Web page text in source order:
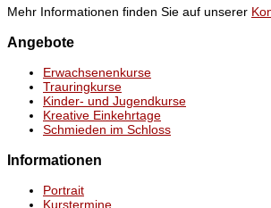
Mehr Informationen finden Sie auf unserer
Angebote
Erwachsenenkurse
Trauringkurse
Kinder- und Jugendkurse
Kreative Einkehrtage
Schmieden im Schloss
Informationen
Portrait
Kurstermine